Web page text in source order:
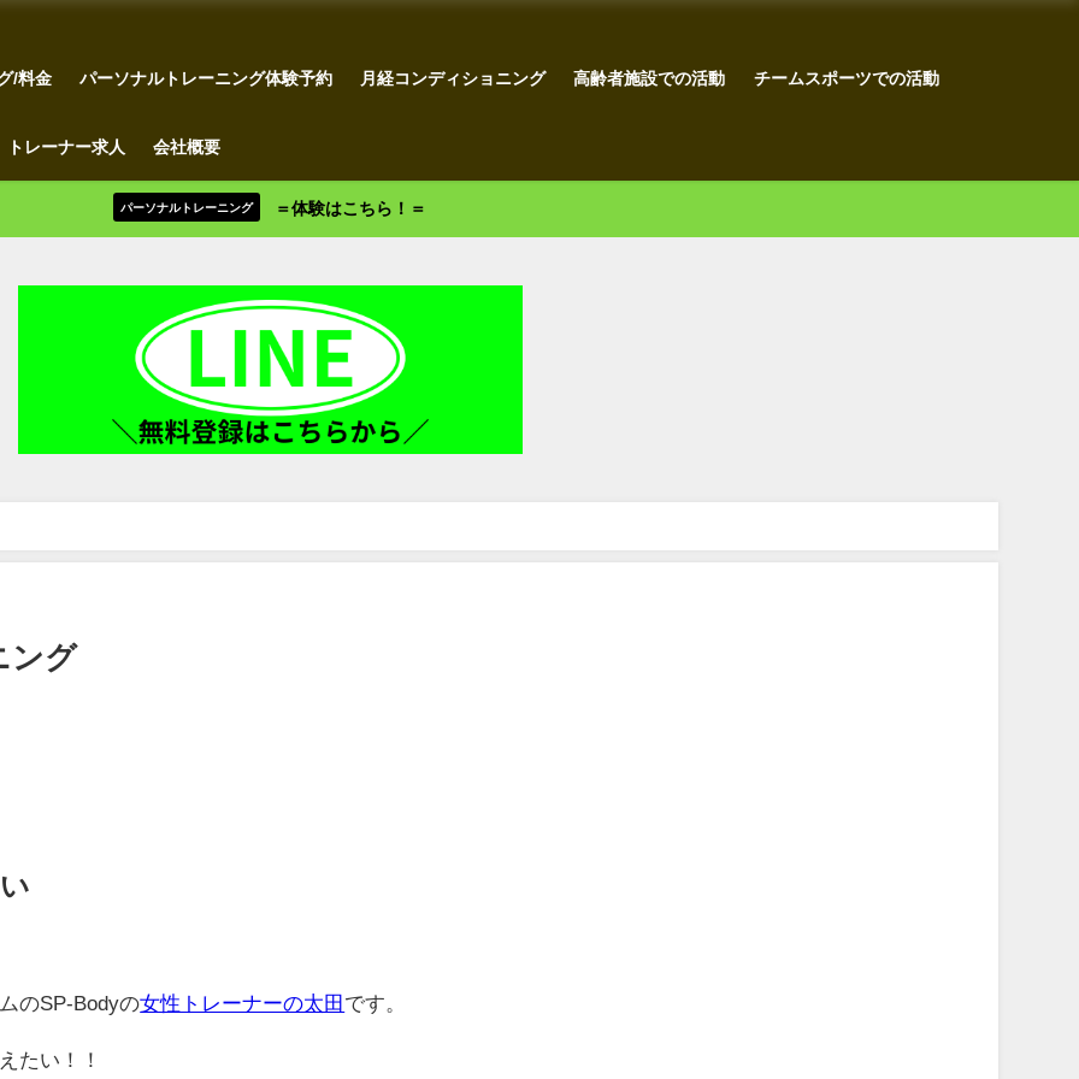
/料金 パーソナルトレーニング体験予約 月経コンディショニング 高齢者施設での活動 チームスポーツでの活動
トレーナー求人 会社概要
パーソナルトレーニング ＝体験はこちら！＝
ング
のSP-Bodyの女性トレーナーの太田 です。
たい！！